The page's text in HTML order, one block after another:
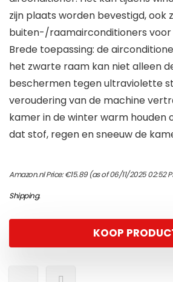
zijn plaats worden bevestigd, ook
buiten-/raamairconditioners voor
Brede toepassing: de
het zwarte raam kan niet alleen
beschermen tegen ultraviolette
veroudering van de machine
kamer in de winter warm houden
dat stof, regen en sneeuw de
Amazon.nl Price:€15.89(as of 06/11/2025 02:52
Shipping.
KOOP